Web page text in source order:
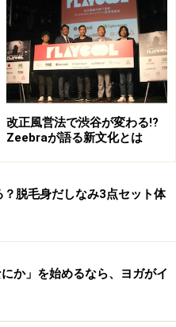
終了後のクラブは熱い、
いっぱい集まる、と。
明らかに狙って来てます
火大会があるのを知って
いのにあたかもその帰り
ね。
った時間なのに駅のホー
。あのコたちはハナから
改正風営法で渋谷が変わる!?
Zeebraが語る新文化とは
脱毛身だしなみ3点セット体
か」を始めるなら、ヨガがイ